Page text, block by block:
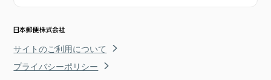
サイトのご利用について
プライバシーポリシー